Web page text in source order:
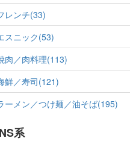
レンチ(33)
スニック(53)
肉／肉料理(113)
鮮／寿司(121)
ーメン／つけ麺／油そば(195)
系